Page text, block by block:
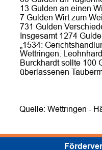
13 Gulden an einen
7 Gulden Wirt zum
731 Gulden
Insgesamt 1274
„1534:
Wettringen.
Burckhardt sollte 100
überlassenen
Quelle: Wettringen -